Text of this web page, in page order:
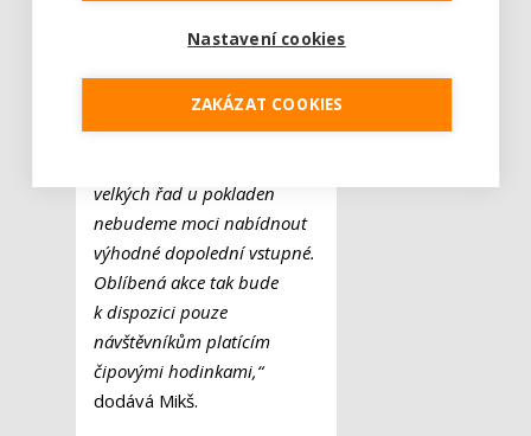
„Některá omezení však
nadále zůstávají v platnosti
a návštěvníkům bohužel
velkých řad u pokladen
nebudeme moci nabídnout
výhodné dopolední vstupné.
Oblíbená akce tak bude
k dispozici pouze
návštěvníkům platícím
čipovými hodinkami,“
dodává Mikš.
Nastavení cookies
ZAKÁZAT COOKIES